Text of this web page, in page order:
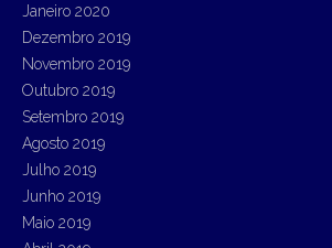
Janeiro 2020
Dezembro 2019
Novembro 2019
Outubro 2019
Setembro 2019
Agosto 2019
Julho 2019
Junho 2019
Maio 2019